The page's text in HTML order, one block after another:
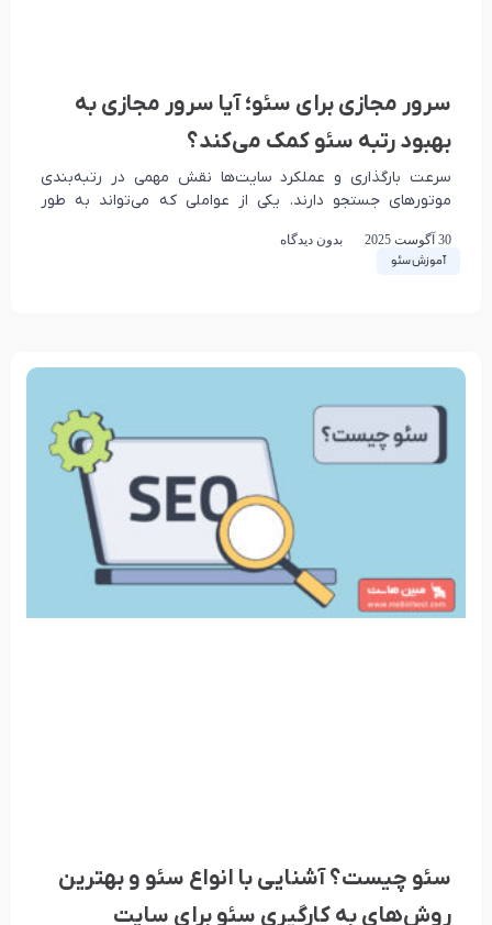
آموزش سئو
سرور مجازی برای سئو؛ آیا سرور مجازی به
بهبود رتبه سئو کمک می‌کند؟
سرعت بارگذاری و عملکرد سایت‌ها نقش مهمی در رتبه‌بندی
موتورهای جستجو دارند. یکی از عواملی که می‌تواند به طور
30 آگوست 2025 بدون دیدگاه
سئو چیست؟ آشنایی با انواع سئو و بهترین
روش‌های به کارگیری سئو برای سایت